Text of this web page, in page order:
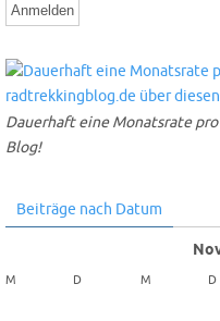
Dauerhaft eine Monatsrate
Blog!
Beiträge nach Datum
M D M D